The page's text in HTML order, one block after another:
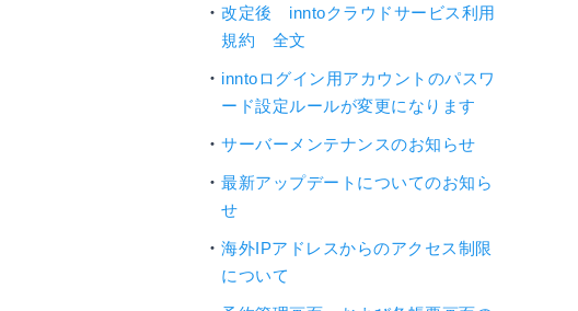
改定後 inntoクラウドサービス利用
規約 全文
inntoログイン用アカウントのパスワ
ード設定ルールが変更になります
サーバーメンテナンスのお知らせ
最新アップデートについてのお知ら
せ
海外IPアドレスからのアクセス制限
について